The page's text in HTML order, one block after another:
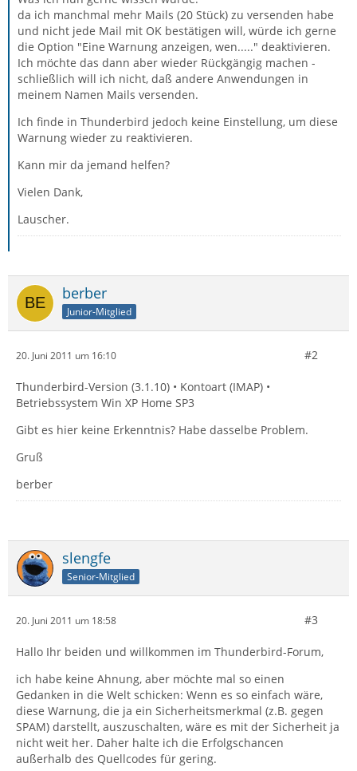
da ich manchmal mehr Mails (20 Stück) zu versenden habe
und nicht jede Mail mit OK bestätigen will, würde ich gerne
die Option "Eine Warnung anzeigen, wen....." deaktivieren.
Ich möchte das dann aber wieder Rückgängig machen -
schließlich will ich nicht, daß andere Anwendungen in
meinem Namen Mails versenden.
Ich finde in Thunderbird jedoch keine Einstellung, um diese
Warnung wieder zu reaktivieren.
Kann mir da jemand helfen?
Vielen Dank,
Lauscher.
berber
Junior-Mitglied
20. Juni 2011 um 16:10 #2
Thunderbird-Version (3.1.10) • Kontoart (IMAP) •
Betriebssystem Win XP Home SP3
Gibt es hier keine Erkenntnis? Habe dasselbe Problem.
Gruß
berber
slengfe
Senior-Mitglied
20. Juni 2011 um 18:58 #3
Hallo Ihr beiden und willkommen im Thunderbird-Forum,
ich habe keine Ahnung, aber möchte mal so einen
Gedanken in die Welt schicken: Wenn es so einfach wäre,
diese Warnung, die ja ein Sicherheitsmerkmal (z.B. gegen
SPAM) darstellt, auszuschalten, wäre es mit der Sicherheit ja
nicht weit her. Daher halte ich die Erfolgschancen
außerhalb des Quellcodes für gering.